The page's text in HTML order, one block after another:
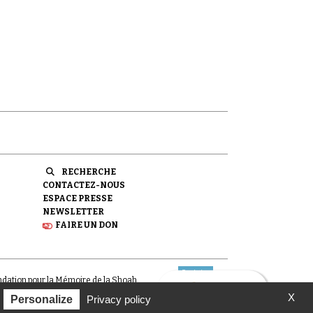
RECHERCHE
CONTACTEZ-NOUS
ESPACE PRESSE
NEWSLETTER
FAIRE UN DON
pour la Mémoire de la Shoah.
X
Personalize Privacy policy